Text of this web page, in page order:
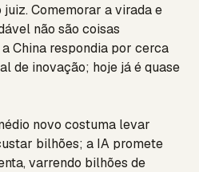
Comemorar a virada e
não são coisas
China respondia por cerca
de inovação; hoje já é quase
novo costuma levar
bilhões; a IA promete
varrendo bilhões de